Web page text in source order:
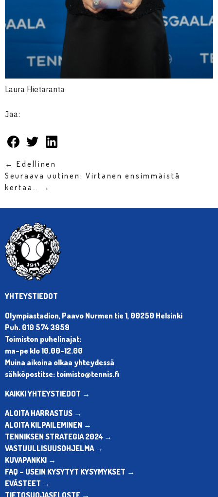
Laura Hietaranta
Jaa:
← Edellinen
Seuraava uutinen: Virtanen ensimmäistä
kertaa… →
YHTEYSTIEDOT
Olympiastadion, Paavo Nurmen tie 1, 00250 Helsinki
Puh. 010 574 3959
Toimiston puhelinajat:
ma-pe klo 10.00-12.00
Muina aikoina olkaa yhteydessä
sähköpostitse: toimisto@tennis.fi
KAIKKI YHTEYSTIEDOT →
ALOITA HARRASTUS →
ALOITA KILPAILEMINEN →
TENNIKSEN STRATEGIA 2024 →
VASTUULLISUUSOHJELMA →
KUVAPANKKI →
FAQ – USEIN KYSYTYT KYSYMYKSET →
EVÄSTEET →